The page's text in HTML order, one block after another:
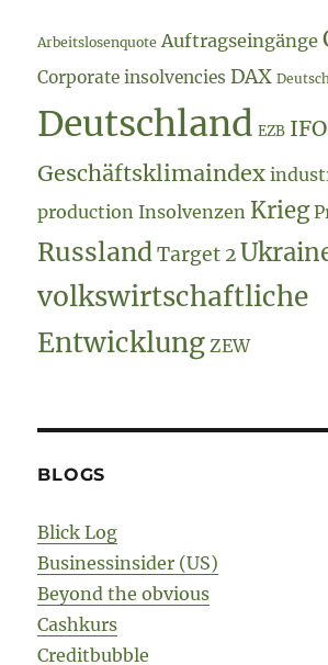
Arbeitslosenquote Auftragseingänge
Corporate insolvencies DAX
Deutschland EZB
Geschäftsklimaindex
production Insolvenzen Krieg
Russland Target 2
volkswirtschaftliche
Entwicklung ZEW
BLOGS
Blick Log
Businessinsider (US)
Beyond the obvious
Cashkurs
Creditbubble